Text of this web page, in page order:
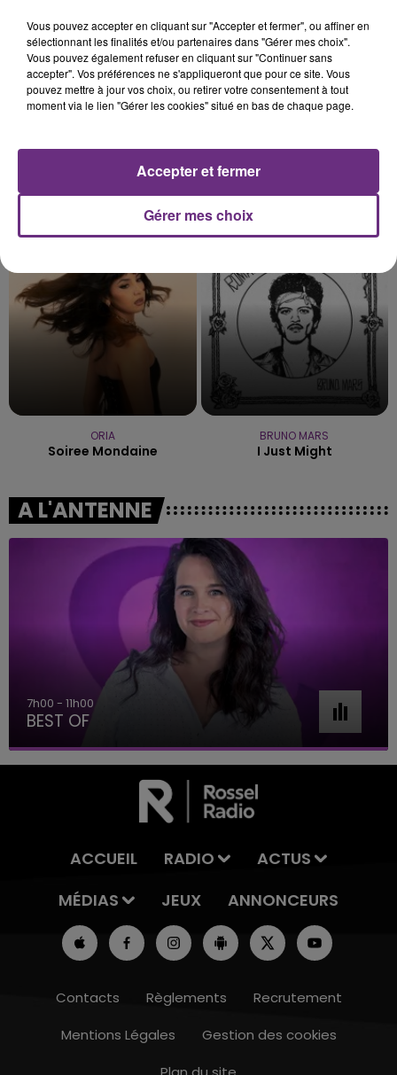
7 août 2026
LE MAGASIN JOUÉCLUB DE REIMS FERME
rémois. Le magasin JouéClub est contraint de
TITRES DIFFUSÉS
ORIA
Soiree Mondaine
BRUNO MARS
I Just Might
A L'ANTENNE
7h00 - 11h00
BEST OF
ACCUEIL RADIO
ACTUS
MÉDIAS
JEUX ANNONCEURS
Contacts Règlements
Recrutement
Mentions Légales
Gestion des cookies
Vous pouvez accepter en cliquant sur "Accepter et fermer", ou affiner en
sélectionnant les finalités et/ou partenaires dans "Gérer mes choix".
Vous pouvez également refuser en cliquant sur "Continuer sans
accepter". Vos préférences ne s'appliqueront que pour ce site. Vous
pouvez mettre à jour vos choix, ou retirer votre consentement à tout
moment via le lien "Gérer les cookies" situé en bas de chaque page.
Gérer mes choix
Accepter et fermer